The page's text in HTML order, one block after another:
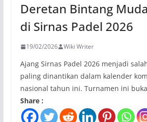
Deretan Bintang
di Sirnas Padel 2026
19/02/2026 Wiki Writer
Ajang Sirnas Padel 2026 menjadi
paling dinantikan dalam kalender
nasional tahun ini. Turnamen ini
Share :